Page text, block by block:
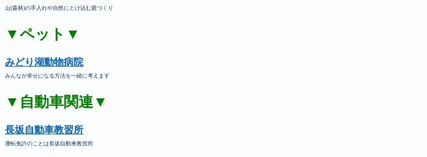
山(森林)の手入れや自然にとけ込む庭づくり
▼ペット▼
みどり湖動物病院
みんなが幸せになる方法を一緒に考えます
▼自動車関連▼
長坂自動車教習所
運転免許のことは長坂自動車教習所